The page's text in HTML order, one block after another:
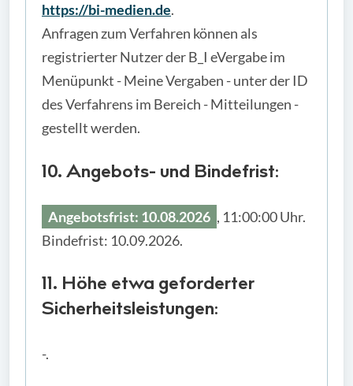
https://bi-medien.de.
Anfragen zum Verfahren können als
registrierter Nutzer der B_I eVergabe im
Menüpunkt - Meine Vergaben - unter der ID
des Verfahrens im Bereich - Mitteilungen -
gestellt werden.
10. Angebots- und Bindefrist:
Angebotsfrist: 10.08.2026 , 11:00:00 Uhr.
Bindefrist: 10.09.2026.
11. Höhe etwa geforderter
Sicherheitsleistungen:
-.